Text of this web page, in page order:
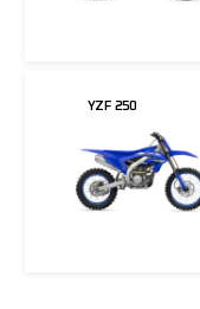
YZF 250